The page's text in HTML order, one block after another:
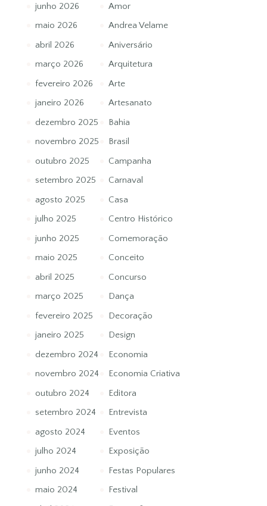
junho 2026
maio 2026
abril 2026
março 2026
fevereiro 2026
janeiro 2026
dezembro 2025
novembro 2025
outubro 2025
setembro 2025
agosto 2025
julho 2025
junho 2025
maio 2025
abril 2025
março 2025
fevereiro 2025
janeiro 2025
dezembro 2024
novembro 2024
outubro 2024
setembro 2024
agosto 2024
julho 2024
junho 2024
maio 2024
Amor
Andrea Velame
Aniversário
Arquitetura
Arte
Artesanato
Bahia
Brasil
Campanha
Carnaval
Casa
Centro Histórico
Comemoração
Conceito
Concurso
Dança
Decoração
Design
Economia
Economia Criativa
Editora
Entrevista
Eventos
Exposição
Festas Populares
Festival